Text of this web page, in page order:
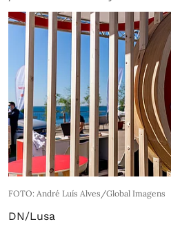
FOTO: André Luís Alves/Global Imagens
DN/Lusa